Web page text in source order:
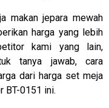
makan jepara mewah
harga yang lebih
kami yang lain,
tanya jawab, cara
dari harga set meja
BT-0151 ini.